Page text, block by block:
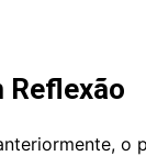
Reflexão
o